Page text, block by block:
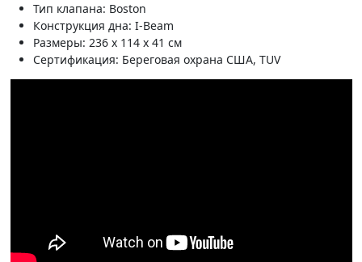
Тип клапана: Boston
Конструкция дна: I-Beam
Размеры: 236 x 114 x 41 см
Сертификация: Береговая охрана США, TUV